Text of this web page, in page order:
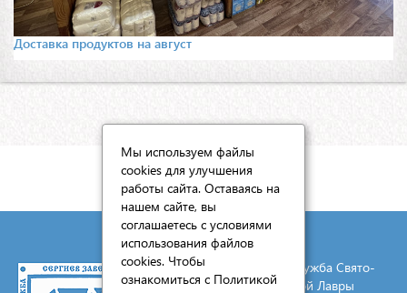
Доставка продуктов на август
КАРТА САЙТА
© 2026 Социальная служба Свято-
Троицкой Сергиевой Лавры
Мы используем файлы
cookies для улучшения
работы сайта. Оставаясь на
нашем сайте, вы
соглашаетесь с условиями
использования файлов
cookies. Чтобы
ознакомиться с Политикой